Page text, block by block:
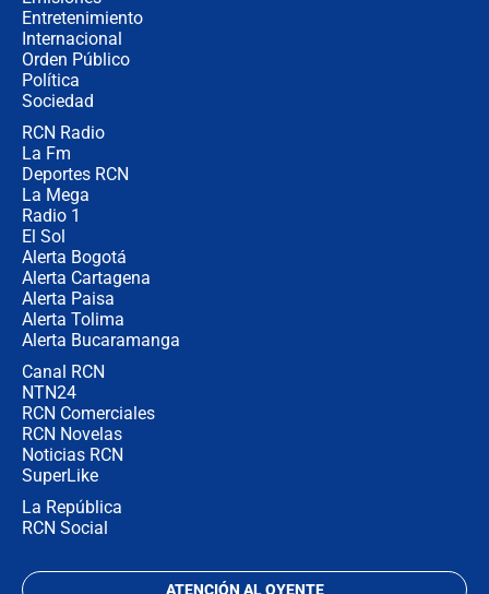
Entretenimiento
Internacional
Orden Público
Política
Sociedad
RCN Radio
La Fm
Deportes RCN
La Mega
Radio 1
El Sol
Alerta Bogotá
Alerta Cartagena
Alerta Paisa
Alerta Tolima
Alerta Bucaramanga
Canal RCN
NTN24
RCN Comerciales
RCN Novelas
Noticias RCN
SuperLike
La República
RCN Social
ATENCIÓN AL OYENTE